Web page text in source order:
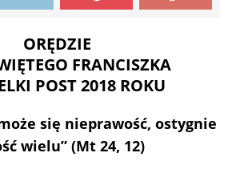
ORĘDZIE
FRANCISZKA
POST 2018 ROKU
się nieprawość, ostygnie
wielu” (Mt 24, 12)